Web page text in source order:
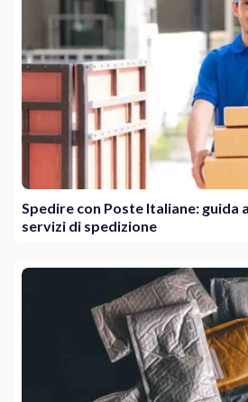
Spedire con Poste Italiane: guida
servizi di spedizione